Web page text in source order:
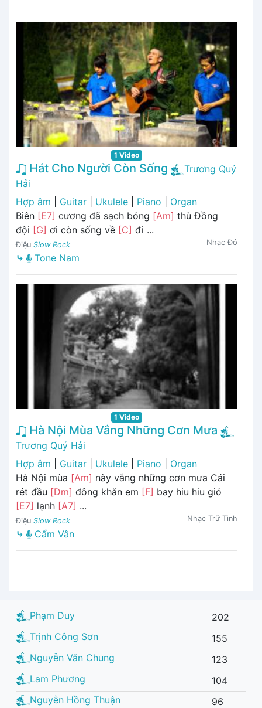
1 Video
Hát Cho Người Còn Sống
Trương Quý
Hải
Hợp âm
Guitar Ukulele Piano
Organ
Biên [E7] cương đã sạch bóng [Am] thù Đồng
đội [G] ơi còn sống về [C] đi ...
Điệu Slow Rock Nhạc Đỏ
⤷ Tone Nam
1 Video
Hà Nội Mùa Vắng Những Cơn Mưa
Trương Quý Hải
Hợp âm
Guitar Ukulele Piano
Organ
Hà Nội mùa [Am] này vắng những cơn mưa Cái
rét đầu [Dm] đông khăn em [F] bay hiu hiu gió
[E7] lạnh [A7] ...
Điệu Slow Rock Nhạc Trữ Tình
⤷ Cẩm Vân
Phạm Duy
202
Trịnh Công Sơn
155
Nguyễn Văn Chung
123
Lam Phương
104
Nguyễn Hồng Thuận
96